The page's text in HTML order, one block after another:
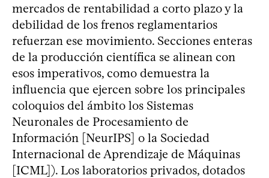
mercados de rentabilidad a corto plazo y la
debilidad de los frenos reglamentarios
refuerzan ese movimiento. Secciones enteras
de la producción científica se alinean con
esos imperativos, como demuestra la
influencia que ejercen sobre los principales
coloquios del ámbito los Sistemas
Neuronales de Procesamiento de
Información [NeurIPS] o la Sociedad
Internacional de Aprendizaje de Máquinas
[ICML]). Los laboratorios privados, dotados